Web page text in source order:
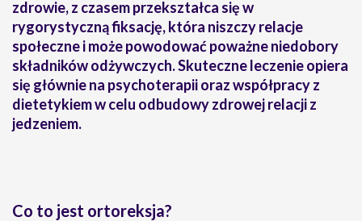
zdrowie, z czasem przekształca się w
rygorystyczną fiksację, która niszczy relacje
społeczne i może powodować poważne niedobory
składników odżywczych. Skuteczne leczenie opiera
się głównie na psychoterapii oraz współpracy z
dietetykiem w celu odbudowy zdrowej relacji z
jedzeniem.
Co to jest ortoreksja?